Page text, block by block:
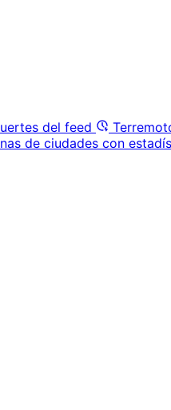
del feed
de ciudades con